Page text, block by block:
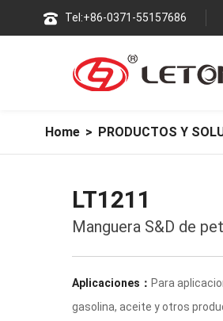
Tel:+86-0371-55157686
Home > PRODUCTOS Y
LT1211
Manguera S&D de
Aplicaciones： Para
gasolina, aceite y otros